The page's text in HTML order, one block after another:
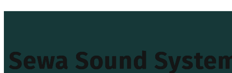
Sewa Sound